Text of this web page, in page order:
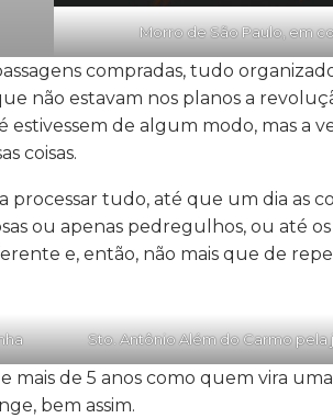
Morro de São Paulo, em
compradas, tudo
não estavam nos planos a
estivessem de algum modo, mas a
coisas.
processar tudo, até que um dia as
ou apenas pedregulhos, ou até os
e, então, não mais que de
Sto. Antônio Além do Carmo
mais de 5 anos como quem vira
bem assim.